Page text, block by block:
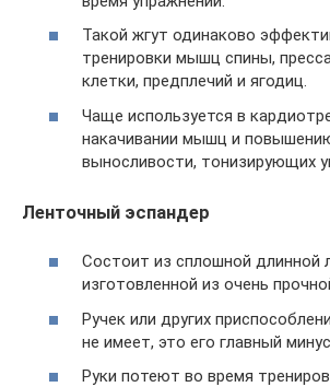
Такой жгут одинаково
тренировки мышц спины,
клетки, предплечий и ягодиц.
Чаще используется в
накачивании мышц и
выносливости, тонизирующих
Ленточный эспандер
Состоит из сплошной длинной
изготовленной из очень
Ручек или других
не имеет, это его главный минус.
Руки потеют во время